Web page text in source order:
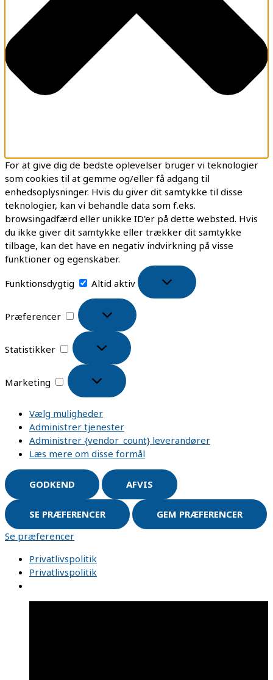
For at give dig de bedste oplevelser bruger vi teknologier
som cookies til at gemme og/eller få adgang til
enhedsoplysninger. Hvis du giver dit samtykke til disse
teknologier, kan vi behandle data som f.eks.
browsingadfærd eller unikke ID'er på dette websted. Hvis
du ikke giver dit samtykke eller trækker dit samtykke
tilbage, kan det have en negativ indvirkning på visse
funktioner og egenskaber.
Funktionsdygtig
Altid aktiv
Præferencer
Statistikker
Marketing
Vælg muligheder
Administrer tjenester
Administrer {vendor_count} leverandører
Læs mere om disse formål
GODKEND AFVIS
SE PRÆFERENCER
GEM PRÆFERENCER
Se præferencer
Privatlivspolitik
Privatlivspolitik